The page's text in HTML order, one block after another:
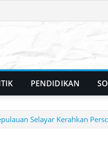
PENDIDIKAN
Selayar Kerahkan